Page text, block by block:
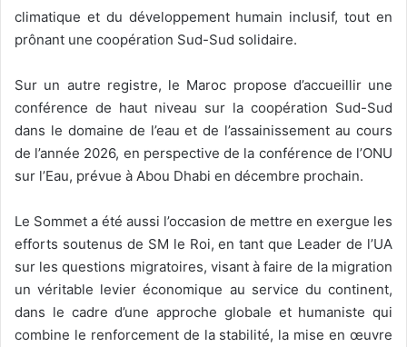
climatique et du développement humain inclusif, tout en
prônant une coopération Sud-Sud solidaire.
Sur un autre registre, le Maroc propose d’accueillir une
conférence de haut niveau sur la coopération Sud-Sud
dans le domaine de l’eau et de l’assainissement au cours
de l’année 2026, en perspective de la conférence de l’ONU
sur l’Eau, prévue à Abou Dhabi en décembre prochain.
Le Sommet a été aussi l’occasion de mettre en exergue les
efforts soutenus de SM le Roi, en tant que Leader de l’UA
sur les questions migratoires, visant à faire de la migration
un véritable levier économique au service du continent,
dans le cadre d’une approche globale et humaniste qui
combine le renforcement de la stabilité, la mise en œuvre